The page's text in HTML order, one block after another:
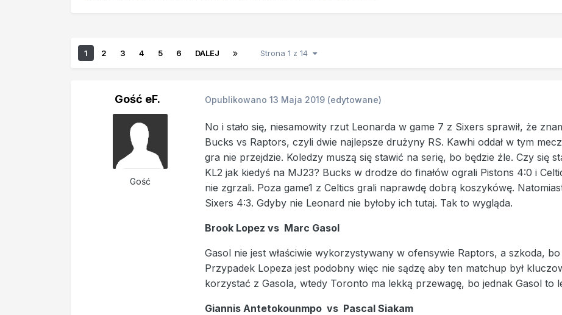
1 2 3 4 5 6 DALEJ Strona 1 z 14
Gość eF.
Gość
Opublikowano 13 Maja 2019 (edytowane)
No i stało się, niesamowity rzut Leonarda w game 7 z Sixers sprawił, że
Bucks vs Raptors, czyli dwie najlepsze drużyny RS. Kawhi oddał w tym
gra nie przejdzie. Koledzy muszą się stawić na serię, bo będzie źle. Czy się
KL2 jak kiedyś na MJ23? Bucks w drodze do finałów ograli Pistons 4:0 i
nie zgrzali. Poza game1 z Celtics grali naprawdę dobrą koszykówę.
Sixers 4:3. Gdyby nie Leonard nie byłoby ich tutaj. Tak to wygląda.
Brook Lopez vs Marc Gasol
Gasol nie jest właściwie wykorzystywany w ofensywie Raptors, a szkoda,
Przypadek Lopeza jest podobny więc nie sądzę aby ten matchup był
korzystać z Gasola, wtedy Toronto ma lekką przewagę, bo jednak Gasol to
Giannis Antetokounmpo vs Pascal Siakam